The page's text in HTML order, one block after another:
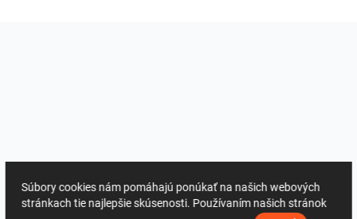
Súbory cookies nám pomáhajú ponúkať na našich webových
stránkach tie najlepšie skúsenosti. Používaním našich stránok